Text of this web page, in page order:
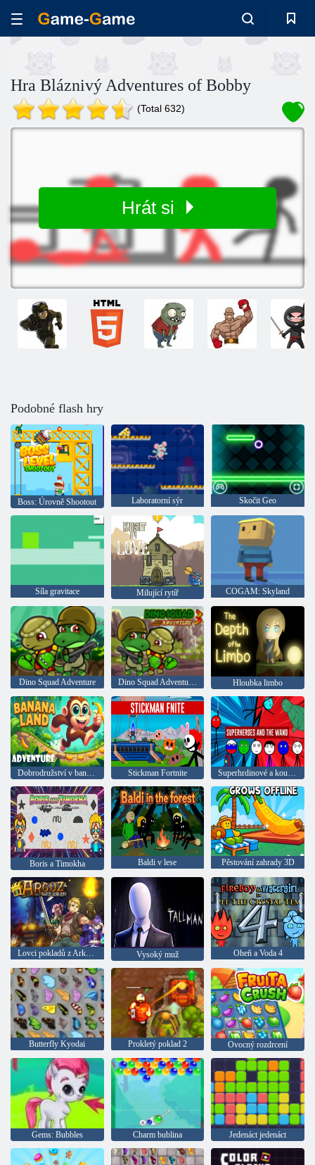
Hra Bláznivý Adventures of Bobby
(Total 632)
Hrát si
Podobné flash hry
Boss: Úrovně Shootout Laboratorní sýr Skočit Geo
Síla gravitace Milující rytíř COGAM: Skyland
Dino Squad Adventure Dino Squad Adventure 3 Hloubka limbo
Dobrodružství v banánové zemi Stickman Fortnite Superhrdinové a kouzelná hůlka
Boris a Timokha Baldi v lese Pěstování zahrady 3D
Lovci pokladů z Arkuzy Vysoký muž Oheň a Voda 4
Butterfly Kyodai Prokletý poklad 2 Ovocný rozdrcení
Gems: Bubbles Charm bublina Jedenáct jedenáct